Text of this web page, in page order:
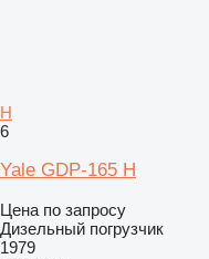
H
6
Yale GDP-165 H
Цена по запросу
Дизельный погрузчик
1979